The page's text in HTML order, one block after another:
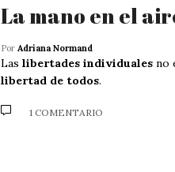
La mano en el
Por Adriana Normand
Las libertades individuales no
libertad de todos.
1 COMENTARIO